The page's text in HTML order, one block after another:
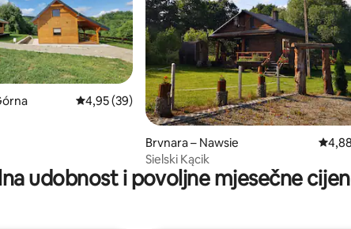
14
Prosječna ocjena: 4,95/5, recenzija: 39
4,95 (39)
Brvnara – Nawsie
Sielski Kącik
udobnost i povoljne mjesečne